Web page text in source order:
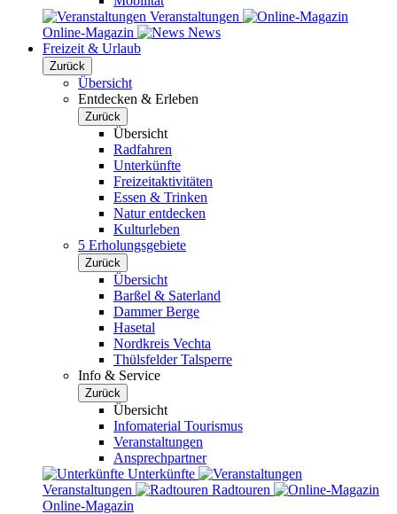
Veranstaltungen
Online-Magazin
News
Freizeit & Urlaub
Zurück
Übersicht
Entdecken & Erleben
Zurück
Übersicht
Radfahren
Unterkünfte
Freizeitaktivitäten
Essen & Trinken
Natur entdecken
Kulturleben
5 Erholungsgebiete
Zurück
Übersicht
Barßel & Saterland
Dammer Berge
Hasetal
Nordkreis Vechta
Thülsfelder Talsperre
Info & Service
Zurück
Übersicht
Infomaterial Tourismus
Veranstaltungen
Ansprechpartner
Unterkünfte
Veranstaltungen
Radtouren
Online-Magazin